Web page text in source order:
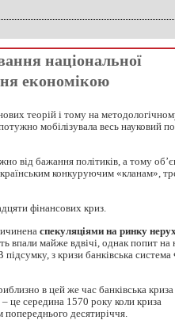
національної
економікою
теорій і тому на
мобілізувала весь науковий
від бажання політиків, а тому
конкуруючим «кланам»,
фінансових криз.
спекуляціями на ринку
впали майже вдвічі, однак попит на
з кризи банківська система
в цей же час банківська криза
це середина 1570 року коли криза
попереднього десятиріччя.